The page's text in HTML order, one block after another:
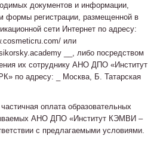
документов и информации,
формы регистрации, размещенной в
сети Интернет по адресу:
или
__, либо посредством
их сотруднику АНО ДПО «Институт
по адресу: _ Москва, Б. Татарская
оплата образовательных
АНО ДПО «Институт КЭМВИ –
с предлагаемыми условиями.